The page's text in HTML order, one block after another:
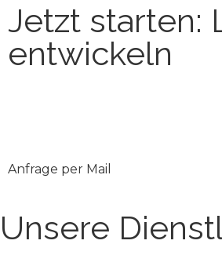
Jetzt starten:
entwickeln
Anfrage per Mail
Unsere